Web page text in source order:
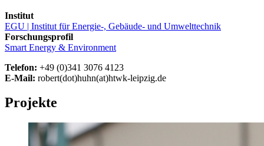
Institut
EGU | Institut für Energie-, Gebäude- und Umwelttechnik
Forschungsprofil
Smart Energy & Environment
Telefon: +49 (0)341 3076 4123
E-Mail: robert(dot)huhn(at)htwk-leipzig.de
Projekte